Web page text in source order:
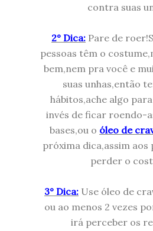
contra suas
2° Dica: Pare de
pessoas têm o
bem,nem pra você e
suas unhas,então
hábitos,ache algo
invés de ficar roendo-
bases,ou o óleo de
próxima dica,assim aos
perder o
3° Dica: Use óleo de
ou ao menos 2 vezes
irá perceber os